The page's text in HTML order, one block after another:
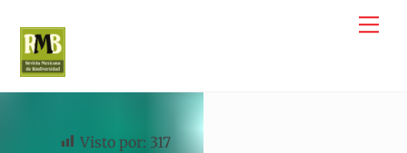
content
Visto por: 317